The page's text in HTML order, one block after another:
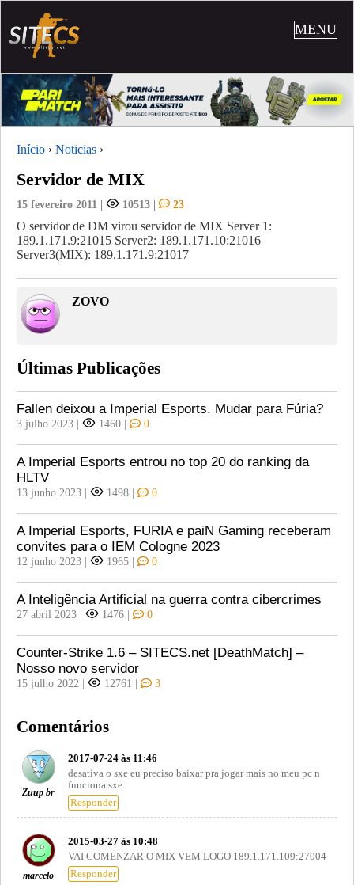
MENU
Início › Noticias ›
Servidor de MIX
15 fevereiro 2011 | 10513 | 23
O servidor de DM virou servidor de MIX Server 1:
189.1.171.9:21015 Server2: 189.1.171.10:21016
Server3(MIX): 189.1.171.9:21017
ZOVO
Últimas Publicações
Fallen deixou a Imperial Esports. Mudar para Fúria?
3 julho 2023 | 1460 | 0
A Imperial Esports entrou no top 20 do ranking da
HLTV
13 junho 2023 | 1498 | 0
A Imperial Esports, FURIA e paiN Gaming receberam
convites para o IEM Cologne 2023
12 junho 2023 | 1965 | 0
A Inteligência Artificial na guerra contra cibercrimes
27 abril 2023 | 1476 | 0
Counter-Strike 1.6 – SITECS.net [DeathMatch] –
Nosso novo servidor
15 julho 2022 | 12761 | 3
Comentários
Zuup br
2017-07-24 às 11:46
desativa o sxe eu preciso baixar pra jogar mais no meu pc n
funciona sxe
Responder
marcelo
2015-03-27 às 10:48
VAI COMENZAR O MIX VEM LOGO 189.1.171.109:27004
Responder